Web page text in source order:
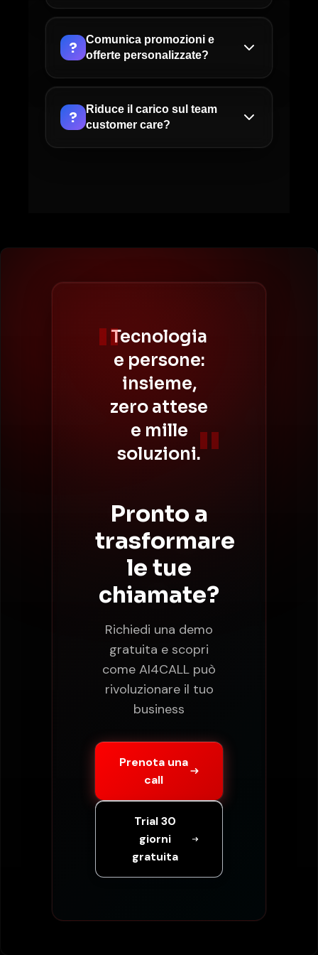
fornire certificazioni per garanzie.
Assolutamente. L'assistente si integra con
Shopify, WooCommerce, Magento,
Salesforce e altri CRM per accedere a dati
ordini, clienti e inventario in tempo reale.
?
Comunica promozioni e
offerte personalizzate?
Certamente. L'assistente informa su
promozioni in corso, sconti riservati,
programmi fedeltà e, in base agli acquisti
passati, suggerisce prodotti
?
Riduce il carico sul team
customer care?
Tecnologia
e persone:
insieme,
zero attese
e mille
soluzioni.
Pronto a
trasformare
le tue
chiamate?
Richiedi una demo
gratuita e scopri
come AI4CALL può
rivoluzionare il tuo
business
Prenota una
call
Trial 30
giorni
gratuita